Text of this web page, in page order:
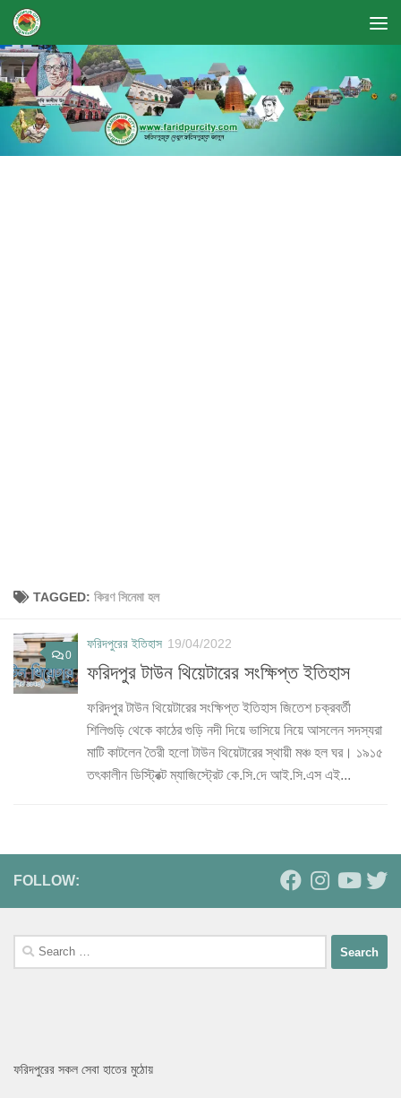
Skip to content
TAGGED: কিরণ সিনেমা হল
0
ফরিদপুরের ইতিহাস 19/04/2022
ফরিদপুর টাউন থিয়েটারের সংক্ষিপ্ত ইতিহাস
ফরিদপুর টাউন থিয়েটারের সংক্ষিপ্ত ইতিহাস জিতেশ চক্রবর্তী
শিলিগুড়ি থেকে কাঠের গুড়ি নদী দিয়ে ভাসিয়ে নিয়ে আসলেন সদস্যরা
মাটি কাটলেন তৈরী হলো টাউন থিয়েটারের স্থায়ী মঞ্চ হল ঘর। ১৯১৫
তৎকালীন ডিস্ট্রিক্ট ম্যাজিস্ট্রেট কে.সি.দে আই.সি.এস এই...
FOLLOW:
Search
for:
ফরিদপুরের সকল সেবা হাতের মুঠোয়